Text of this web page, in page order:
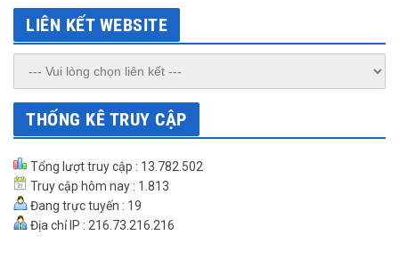
LIÊN KẾT WEBSITE
THỐNG KÊ TRUY CẬP
Tổng lượt truy cập : 13.782.502
Truy cập hôm nay : 1.813
Đang trực tuyến : 19
Địa chỉ IP : 216.73.216.216